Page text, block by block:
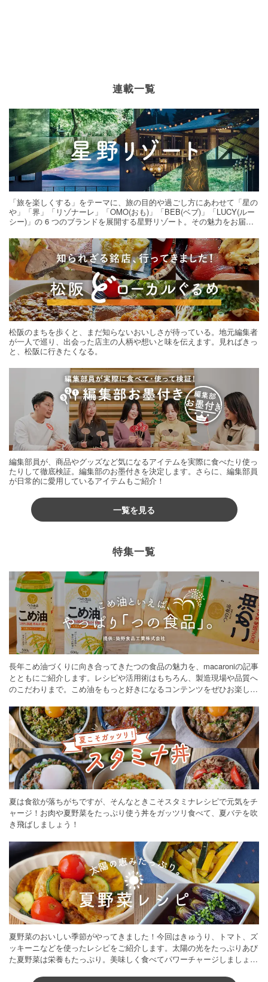
連載一覧
「旅を楽しくする」をテーマに、旅の目的や過ごし方にあわせて「星の
や」「界」「リゾナーレ」「OMO(おも)」「BEB(ベブ)」「LUCY(ルー
シー)」の 6 つのブランドを展開する星野リゾート。その魅力をお届け
松阪のまちを歩くと、まだ知らないおいしさが待っている。地元編集者
が一人で巡り、出会った店主の人柄や想いと味を伝えます。見ればきっ
と、松阪に行きたくなる。
編集部員が、商品やグッズなど気になるアイテムを実際に食べたり使っ
たりして徹底検証。編集部のお墨付きを決定します。さらに、編集部員
が日常的に愛用しているアイテムもご紹介！
一覧を見る
特集一覧
長年こめ油づくりに向き合ってきたつの食品の魅力を、macaroniの記事
とともにご紹介します。レシピや活用術はもちろん、製造現場や品質へ
のこだわりまで。こめ油をもっと好きになるコンテンツをぜひお楽しみ
夏は食欲が落ちがちですが、そんなときこそスタミナレシピで元気をチ
ャージ！お肉や夏野菜をたっぷり使う丼をガッツリ食べて、夏バテを吹
き飛ばしましょう！
夏野菜のおいしい季節がやってきました！今回はきゅうり、トマト、ズ
ッキーニなどを使ったレシピをご紹介します。太陽の光をたっぷりあび
た夏野菜は栄養もたっぷり。美味しく食べてパワーチャージしましょう